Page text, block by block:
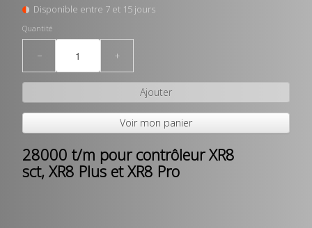
Disponible entre 7 et 15 jours
Quantité
− +
Ajouter
Voir mon panier
28000 t/m pour contrôleur XR8
sct, XR8 Plus et XR8 Pro